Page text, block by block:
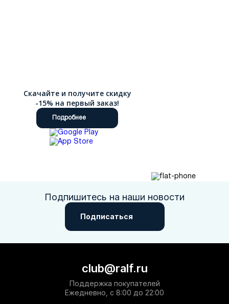
Скачайте и получите скидку
-15% на первый заказ!
Подробнее
Подпишитесь на наши новости
Подписаться
club@ralf.ru
Поддержка покупателей
Ежедневно, с 8:00 до 22:00